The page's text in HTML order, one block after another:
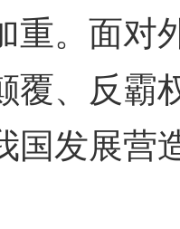
重。面对
覆、反霸
国发展营